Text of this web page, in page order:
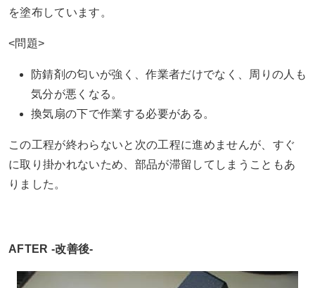
を塗布しています。
<問題>
防錆剤の匂いが強く、作業者だけでなく、周りの人も
気分が悪くなる。
換気扇の下で作業する必要がある。
この工程が終わらないと次の工程に進めませんが、すぐ
に取り掛かれないため、部品が滞留してしまうこともあ
りました。
AFTER -改善後-